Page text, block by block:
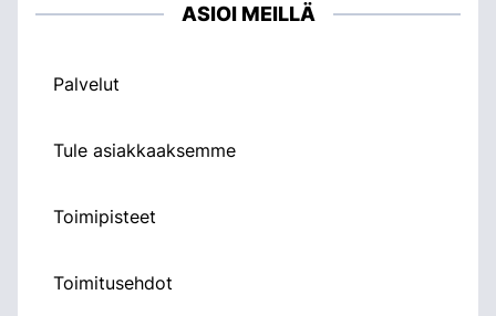
ASIOI MEILLÄ
Palvelut
Tule asiakkaaksemme
Toimipisteet
Toimitusehdot